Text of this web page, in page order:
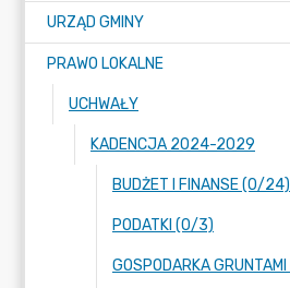
URZĄD GMINY
PRAWO LOKALNE
UCHWAŁY
KADENCJA 2024-2029
BUDŻET I FINANSE (0/24)
PODATKI (0/3)